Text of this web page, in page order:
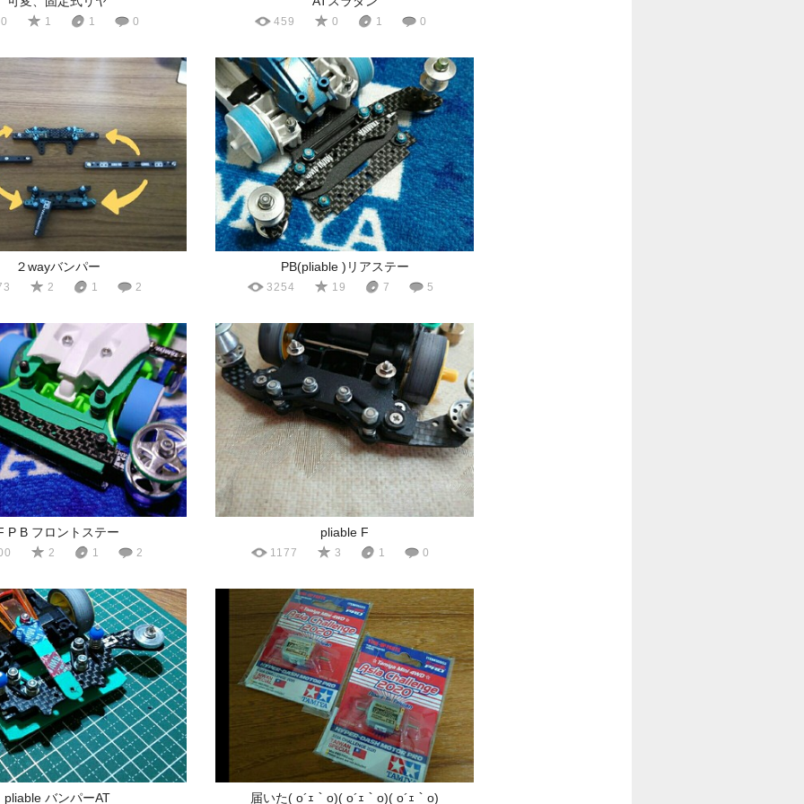
1 1 0 459 0 1 0
２wayバンパー
2 1 2
PB(pliable )リアステー
3254 19 7 5
P B フロントステー
2 1 2
pliable F
1177 3 1 0
pliable バンパーAT 届いた( o´ｪ｀o)( o´ｪ｀o)( o´ｪ｀o)